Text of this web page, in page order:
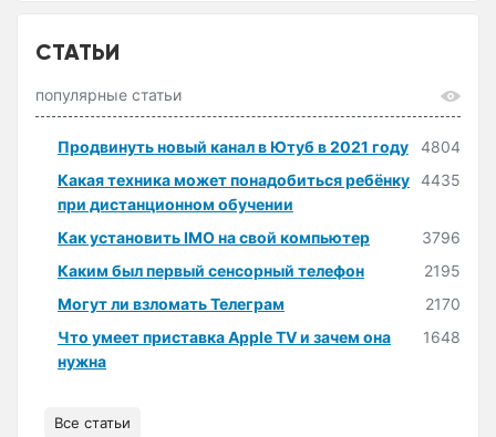
СТАТЬИ
популярные статьи
Продвинуть новый канал в Ютуб в 2021 году
4804
Какая техника может понадобиться ребёнку
при дистанционном обучении
4435
Как установить IMO на свой компьютер
3796
Каким был первый сенсорный телефон
2195
Могут ли взломать Телеграм
2170
Что умеет приставка Apple TV и зачем она
нужна
1648
Все статьи